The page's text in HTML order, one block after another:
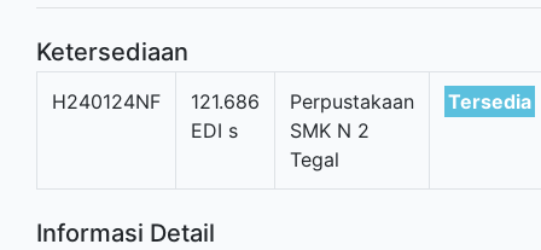
Ketersediaan
H240124NF
121.686
EDI s
Perpustakaan
SMK N 2
Tegal
Tersedia
Informasi Detail